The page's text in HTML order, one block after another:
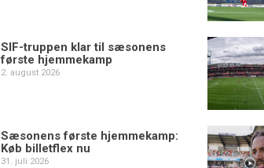
SIF-truppen klar til sæsonens
første hjemmekamp
2. august 2026
Sæsonens første hjemmekamp:
Køb billetflex nu
31. juli 2026